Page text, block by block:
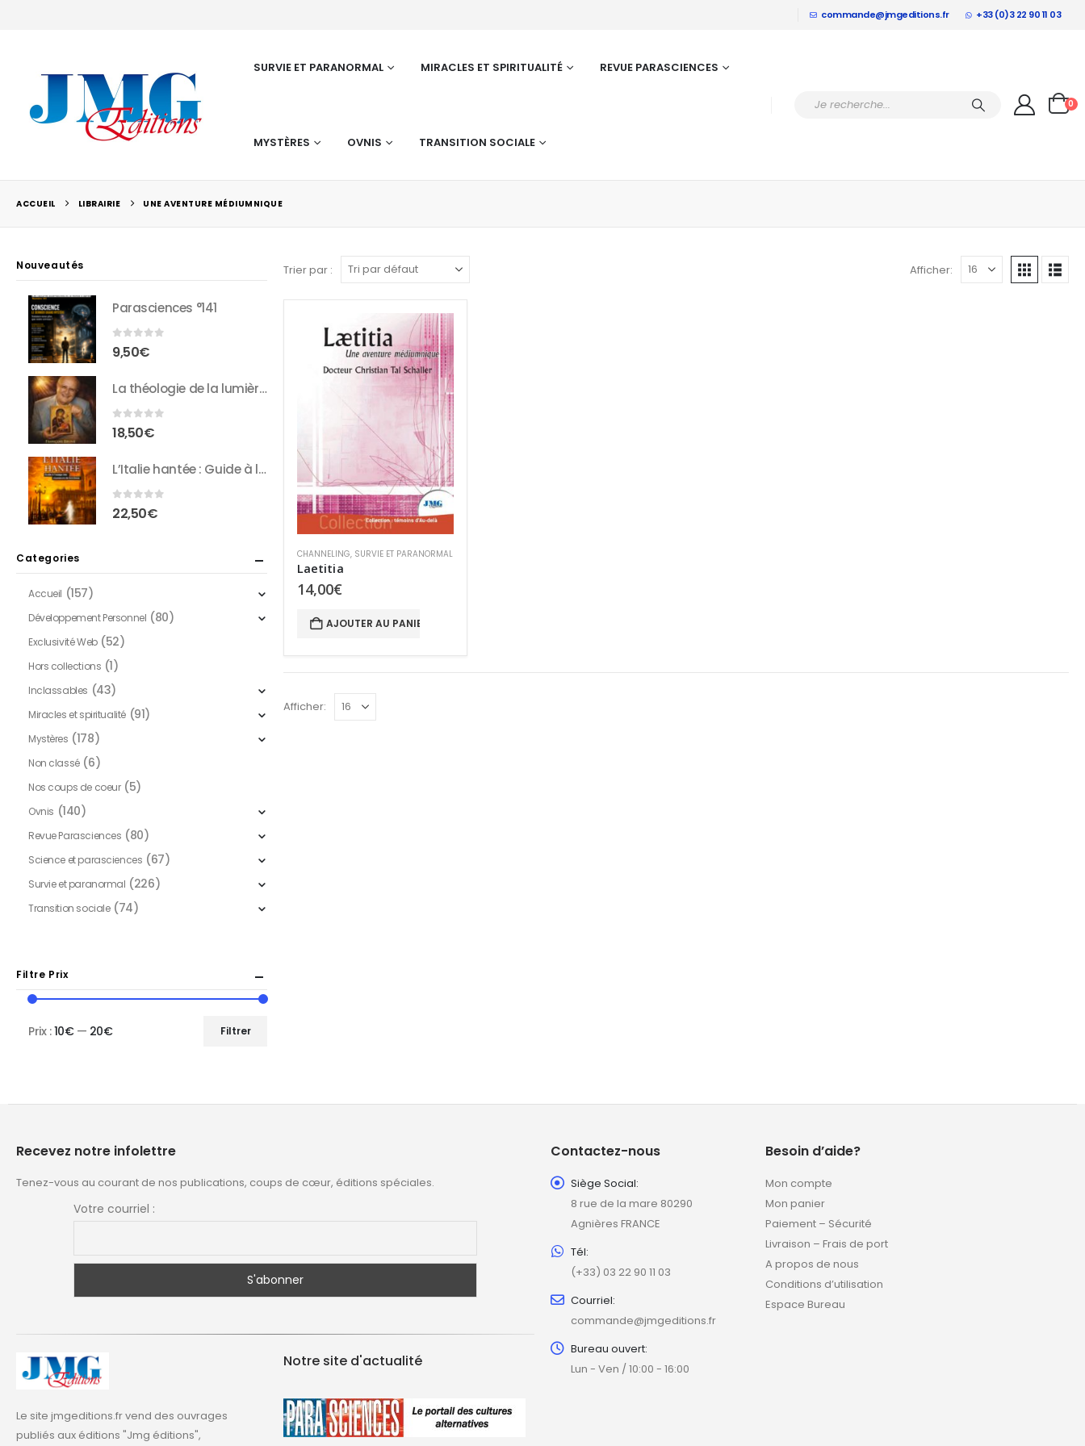
commande@jmgeditions.fr +33 (0)3 22 90 11 03
SURVIE ET PARANORMAL MIRACLES ET SPIRITUALITÉ REVUE PARASCIENCES
MYSTÈRES OVNIS TRANSITION SOCIALE
0
ACCUEIL LIBRAIRIE UNE AVENTURE MÉDIUMNIQUE
Trier par : Afficher:
CHANNELING, SURVIE ET PARANORMAL
Laetitia
14,00€
AJOUTER AU PANIER
Afficher:
Nouveautés
Parasciences °141
0 sur 5
9,50€
La théologie de la lumière : Entretiens inédits avec François Brune
0sur 5
18,50€
L’Italie hantée : Guide à l’usage des chasseurs de fantômes
0 sur 5
22,50€
Categories
Accueil (157)
Développement Personnel (80)
Exclusivité Web (52)
Hors collections (1)
Inclassables (43)
Miracles et spiritualité (91)
Mystères (178)
Non classé (6)
Nos coups de coeur (5)
Ovnis (140)
Revue Parasciences (80)
Science et parasciences (67)
Survie et paranormal (226)
Transition sociale (74)
Filtre Prix
Filtrer
Prix :10€— 20€
Recevez notre infolettre
Tenez-vous au courant de nos publications, coups de cœur, éditions spéciales.
Votre courriel :
Le site jmgeditions.fr vend des ouvrages
publiés aux éditions "Jmg éditions",
Notre site d'actualité
Contactez-nous
Siège Social:
8 rue de la mare 80290
Agnières FRANCE
Tél:
(+33) 03 22 90 11 03
Courriel:
commande@jmgeditions.fr
Bureau ouvert:
Lun - Ven / 10:00 - 16:00
Besoin d’aide?
Mon compte
Mon panier
Paiement – Sécurité
Livraison – Frais de port
A propos de nous
Conditions d’utilisation
Espace Bureau